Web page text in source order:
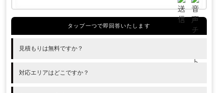
見積もりは無料ですか？
対応エリアはどこですか？